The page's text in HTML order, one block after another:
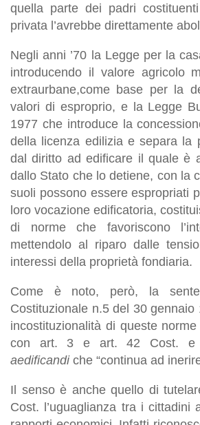
quella parte dei padri
privata l’avrebbe direttamente
Negli anni ’70 la Legge per la
introducendo il valore agricolo
extraurbane,come base per la
valori di esproprio, e la Legge
1977 che introduce la
della licenza edilizia e separa la
dal diritto ad edificare il quale è
dallo Stato che lo detiene, con la
suoli possono essere espropriati
loro vocazione edificatoria,
di norme che favoriscono
mettendolo al riparo dalle
interessi della proprietà fondiaria.
Come è noto, però, la
Costituzionale n.5 del 30 gennaio
incostituzionalità di queste
con art. 3 e art. 42 Cost. e
aedificandiche “continua ad
Il senso è anche quello di
Cost. l’uguaglianza tra i cittadini